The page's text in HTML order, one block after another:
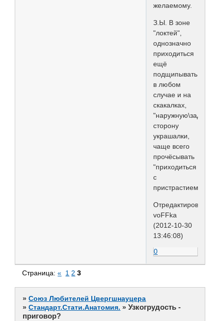
желаемому.
З.Ы. В зоне
"локтей",
однозначно
приходиться
ещё
подщипывать
в любом
случае и на
скакалках,
"наружную\заднюю"
сторону
украшалки,
чаще всего
прочёсывать
"приходиться
с
пристрастием".
Отредактировано
voFFka
(2012-10-30
13:46:08)
0
Страница:« 1 2 3
»Союз Любителей Цвергшнауцера
»Стандарт.Стати.Анатомия. »Узкогрудость -
приговор?